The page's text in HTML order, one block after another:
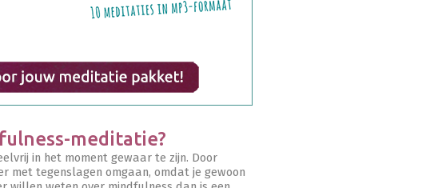
meditatie?
in het moment gewaar te zijn. Door
met tegenslagen omgaan, omdat je gewoon